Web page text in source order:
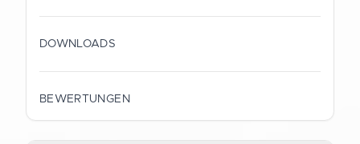
DOWNLOADS
PDF
BEWERTUNGEN